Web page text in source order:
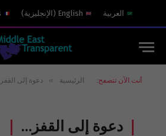
العربية English
( الإنجليزية)
أنت الآن تتصفح: الرئيسية » دعوة إلى
دعوة إلى القفز…